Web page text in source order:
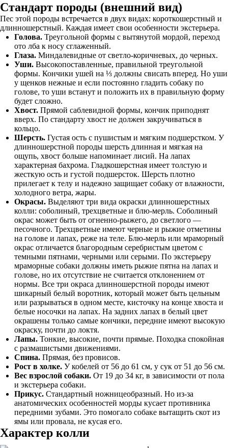
Стандарт породы (внешний вид)
Пес этой породы встречается в двух видах: короткошерстный и
длинношерстный. Каждая имеет свои особенности экстерьера.
Голова. Треугольной формы с вытянутой мордой, переход
ото лба к носу сглаженный.
Глаза. Миндалевидные от светло-коричневых, до черных.
Уши. Высокопоставленные, правильной треугольной
формы. Кончики ушей на ⅓ должны свисать вперед. Но уши
у щенков нежные и если постоянно гладить собаку по
голове, то уши встанут и положить их в правильную форму
будет сложно.
Хвост. Прямой саблевидной формы, кончик приподнят
вверх. По стандарту хвост не должен закручиваться в
кольцо.
Шерсть. Густая ость с пушистым и мягким подшерстком. У
длинношерстной породы шерсть длинная и мягкая на
ощупь, хвост больше напоминает лисий. На лапах
характерная бахрома. Гладкошерстная имеет толстую и
жесткую ость и густой подшерсток. Шерсть плотно
прилегает к телу и надежно защищает собаку от влажности,
холодного ветра, жары.
Окрасы. Выделяют три вида окраски длинношерстных
колли: соболиный, трехцветные и блю-мерль. Соболиный
окрас может быть от огненно-рыжего, до светлого —
песочного. Трехцветные имеют черные и рыжие отметины
на голове и лапах, реже на теле. Блю-мерль или мраморный
окрас отличается благородным серебристым цветом с
темными пятнами, черными или серыми. По экстерьеру
мраморные собаки должны иметь рыжие пятна на лапах и
голове, но их отсутствие не считается отклонением от
нормы. Все три окраса длинношерстной породы имеют
шикарный белый воротник, который может быть цельным
или разрываться в одном месте, кисточку на конце хвоста и
белые носочки на лапах. На задних лапах в белый цвет
окрашены только самые кончики, передние имеют высокую
окраску, почти до локтя.
Лапы. Тонкие, высокие, почти прямые. Походка спокойная
с размашистыми движениями.
Спина. Прямая, без провисов.
Рост в холке. У кобелей от 56 до 61 см, у сук от 51 до 56 см.
Вес взрослой собаки. От 19 до 34 кг, в зависимости от пола
и экстерьера собаки.
Прикус. Стандартный ножницеобразный. Но из-за
анатомических особенностей морды кусает противника
передними зубами. Это помогало собаке вытащить скот из
ямы или провала, не кусая его.
Характер колли